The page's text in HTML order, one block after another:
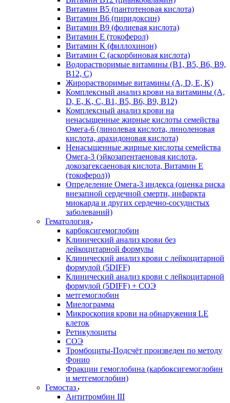
Витамин В5 (пантотеновая кислота)
Витамин В6 (пиридоксин)
Витамин В9 (фолиевая кислота)
Витамин Е (токоферол)
Витамин К (филлохинон)
Витамин С (аскорбиновая кислота)
Водорастворимые витамины (B1, B5, B6, В9,
В12, С)
Жирорастворимые витамины (A, D, E, K)
Комплексный анализ крови на витамины (A,
D, E, K, C, B1, B5, B6, В9, B12)
Комплексный анализ крови на
ненасыщенные жирные кислоты семейства
Омега-6 (линолевая кислота, линоленовая
кислота, арахидоновая кислота)
Ненасыщенные жирные кислоты семейства
Омега-3 (эйкозапентаеновая кислота,
докозагексаеновая кислота, Витамин E
(токоферол))
Определение Омега-3 индекса (оценка риска
внезапной сердечной смерти, инфаркта
миокарда и других сердечно-сосудистых
заболеваний)
Гематология
карбоксигемоглобин
Клинический анализ крови без
лейкоцитарной формулы
Клинический анализ крови с лейкоцитарной
формулой (5DIFF)
Клинический анализ крови с лейкоцитарной
формулой (5DIFF) + СОЭ
метгемоглобин
Миелограмма
Микроскопия крови на обнаружения LE
клеток
Ретикулоциты
СОЭ
Тромбоциты-Подсчёт произведен по методу
Фонио
Фракции гемоглобина (карбоксигемоглобин
и метгемоглобин)
Гемостаз
Антитромбин III